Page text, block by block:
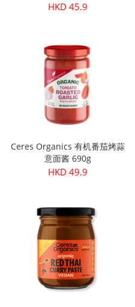
HKD 45.9
Ceres Organics 有机番茄烤蒜
意面酱 690g
HKD 49.9